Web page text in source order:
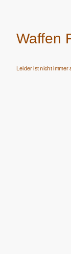
Waffen
Leider ist nicht immer